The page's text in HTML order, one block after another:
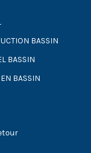
BASSIN
BASSIN
BASSIN